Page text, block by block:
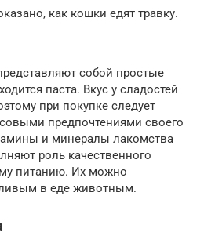
как кошки едят травку.
собой простые
паста. Вкус у сладостей
при покупке следует
предпочтениями своего
и минералы лакомства
роль качественного
питанию. Их можно
в еде животным.